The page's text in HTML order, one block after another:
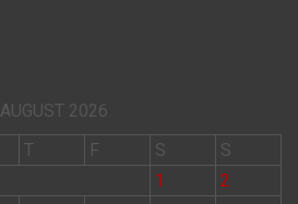
AUGUST 2026
T F S
S
1
2